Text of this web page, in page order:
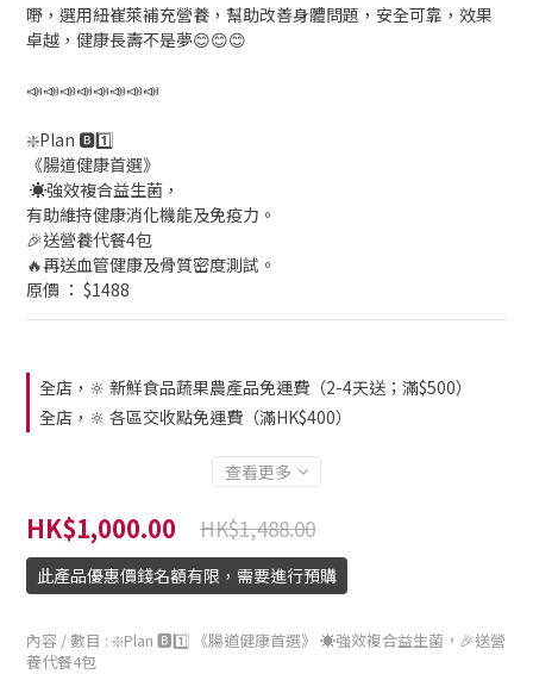
嘢，選用紐崔萊補充營養，幫助改善身體問題，安全可靠，效果
卓越，健康長壽不是夢😊😊😊
📣📣📣📣📣📣📣📣
❇️Plan 🅱️1️⃣
《腸道健康首選》
☀️強效複合益生菌，
有助維持健康消化機能及免疫力。
🎉送營養代餐4包
🔥再送血管健康及骨質密度測試。
原價 ： $1488
全店，🔆 新鮮食品蔬果農產品免運費（2-4天送；滿$500）
全店，🔆 各區交收點免運費（滿HK$400）
查看更多
HK$1,488.00
HK$1,000.00
此產品優惠價錢名額有限，需要進行預購
內容 / 數目 : ❇️Plan 🅱️1️⃣ 《腸道健康首選》 ☀️強效複合益生菌，🎉送營
養代餐4包